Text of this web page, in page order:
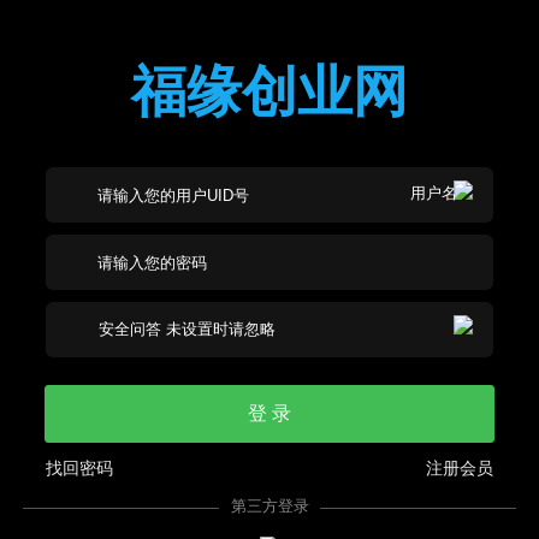
福缘创业网
登 录
注册会员
找回密码
第三方登录